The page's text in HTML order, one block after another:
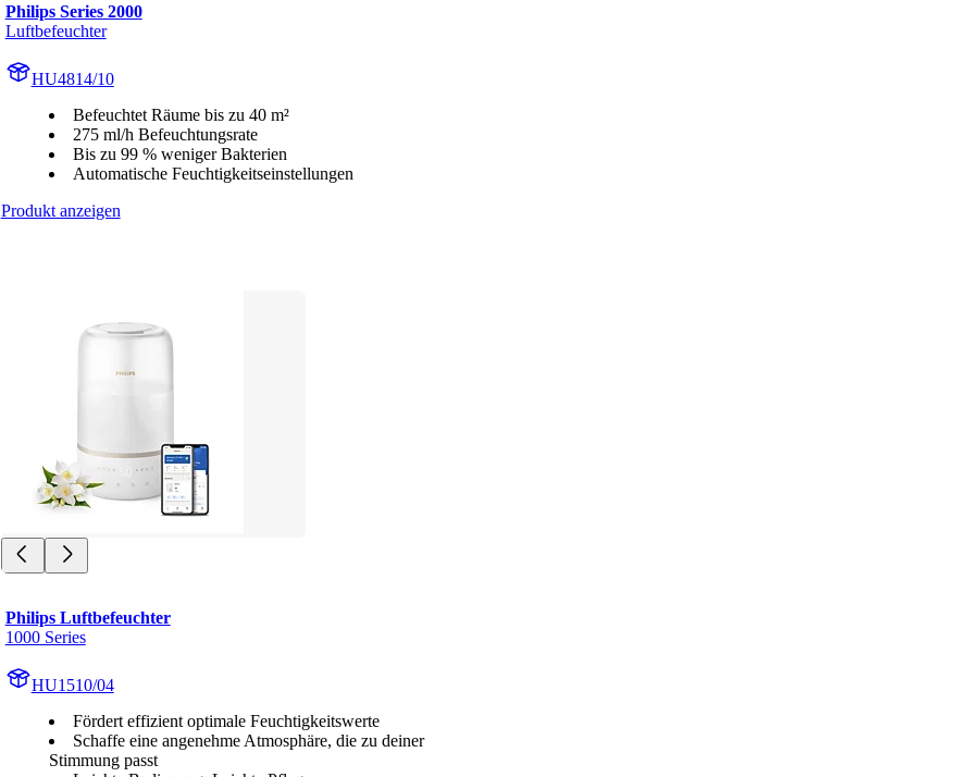
Philips Series 2000
Luftbefeuchter
HU4814/10
Befeuchtet Räume bis zu 40 m²
275 ml/h Befeuchtungsrate
Bis zu 99 % weniger Bakterien
Automatische Feuchtigkeitseinstellungen
Produkt anzeigen
Philips Luftbefeuchter
1000 Series
HU1510/04
Fördert effizient optimale Feuchtigkeitswerte
Schaffe eine angenehme Atmosphäre, die zu deiner
Stimmung passt